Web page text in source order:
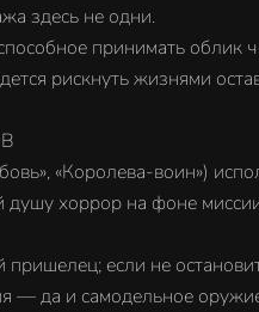
здесь не одни.
принимать
рискнуть жизнями
«Королева-воин»)
хоррор на фоне
если не
— да и самодельное